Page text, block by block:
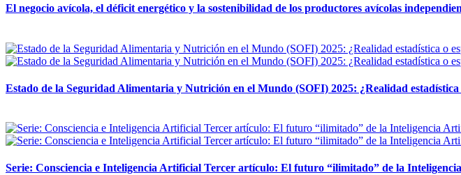
El negocio avícola, el déficit energético y la sostenibilidad de los productores avícolas
Estado de la Seguridad Alimentaria y Nutrición en el Mundo (SOFI) 2025: ¿Realidad estadística
Serie: Consciencia e Inteligencia Artificial Tercer artículo: El futuro “ilimitado” de la